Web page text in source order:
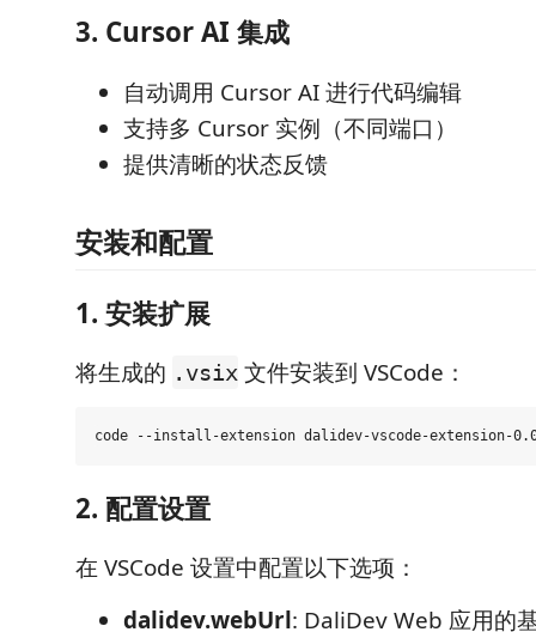
3. Cursor AI 集成
自动调用 Cursor AI 进行代码编辑
支持多 Cursor 实例（不同端口）
提供清晰的状态反馈
安装和配置
1. 安装扩展
将生成的 .vsix 文件安装到 VSCode：
2. 配置设置
在 VSCode 设置中配置以下选项：
dalidev.webUrl: DaliDev Web 应用的